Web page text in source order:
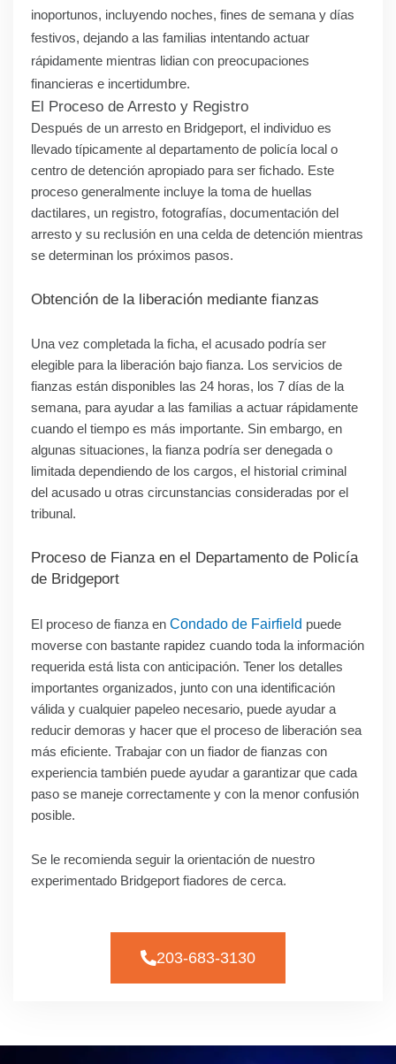
inoportunos, incluyendo noches, fines de semana y días
festivos, dejando a las familias intentando actuar
rápidamente mientras lidian con preocupaciones
financieras e incertidumbre.
El Proceso de Arresto y Registro
Después de un arresto en Bridgeport, el individuo es
llevado típicamente al departamento de policía local o
centro de detención apropiado para ser fichado. Este
proceso generalmente incluye la toma de huellas
dactilares, un registro, fotografías, documentación del
arresto y su reclusión en una celda de detención mientras
se determinan los próximos pasos.
Obtención de la liberación mediante fianzas
Una vez completada la ficha, el acusado podría ser
elegible para la liberación bajo fianza. Los servicios de
fianzas están disponibles las 24 horas, los 7 días de la
semana, para ayudar a las familias a actuar rápidamente
cuando el tiempo es más importante. Sin embargo, en
algunas situaciones, la fianza podría ser denegada o
limitada dependiendo de los cargos, el historial criminal
del acusado u otras circunstancias consideradas por el
tribunal.
Proceso de Fianza en el Departamento de Policía
de Bridgeport
El proceso de fianza en Condado de Fairfield puede
moverse con bastante rapidez cuando toda la información
requerida está lista con anticipación. Tener los detalles
importantes organizados, junto con una identificación
válida y cualquier papeleo necesario, puede ayudar a
reducir demoras y hacer que el proceso de liberación sea
más eficiente. Trabajar con un fiador de fianzas con
experiencia también puede ayudar a garantizar que cada
paso se maneje correctamente y con la menor confusión
posible.
Se le recomienda seguir la orientación de nuestro
experimentado Bridgeport fiadores de cerca.
203-683-3130